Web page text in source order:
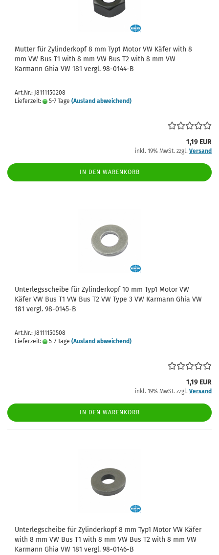
Mutter für Zylinderkopf 8 mm Typ1 Motor VW Käfer with 8
mm VW Bus T1 with 8 mm VW Bus T2 with 8 mm VW
Karmann Ghia VW 181 vergl. 98-0144-B
Art.Nr.: J8111150208
Lieferzeit:
5-7 Tage (Ausland abweichend)
1,19 EUR
inkl. 19% MwSt. zzgl. Versand
IN DEN WARENKORB
Unterlegsscheibe für Zylinderkopf 10 mm Typ1 Motor VW
Käfer VW Bus T1 VW Bus T2 VW Type 3 VW Karmann Ghia VW
181 vergl. 98-0145-B
Art.Nr.: J8111150508
Lieferzeit:
5-7 Tage (Ausland abweichend)
1,19 EUR
inkl. 19% MwSt. zzgl. Versand
IN DEN WARENKORB
Unterlegscheibe für Zylinderkopf 8 mm Typ1 Motor VW Käfer
with 8 mm VW Bus T1 with 8 mm VW Bus T2 with 8 mm VW
Karmann Ghia VW 181 vergl. 98-0146-B